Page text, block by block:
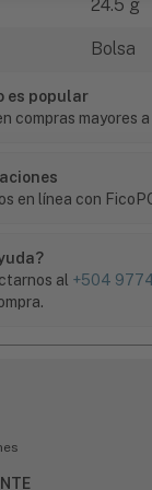
24.5 g
Bolsa
es popular
compras mayores
en línea con
al +504